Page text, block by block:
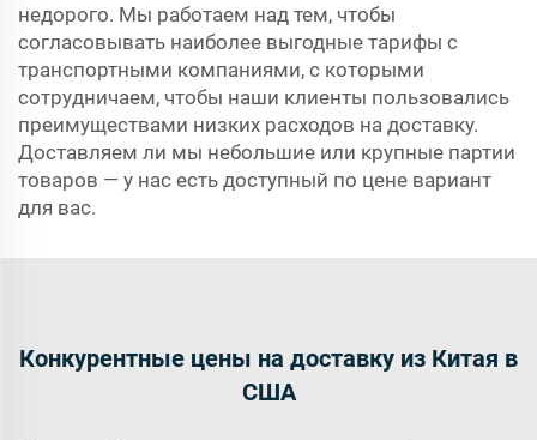
недорого. Мы работаем над тем, чтобы
согласовывать наиболее выгодные тарифы с
транспортными компаниями, с которыми
сотрудничаем, чтобы наши клиенты пользовались
преимуществами низких расходов на доставку.
Доставляем ли мы небольшие или крупные партии
товаров — у нас есть доступный по цене вариант
для вас.
Конкурентные цены на доставку из Китая в
США